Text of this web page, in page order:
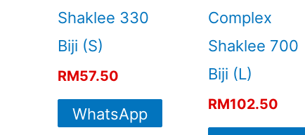
Shaklee 330
Biji (S)
RM57.50
WhatsApp
Complex
Shaklee 700
Biji (L)
RM102.50